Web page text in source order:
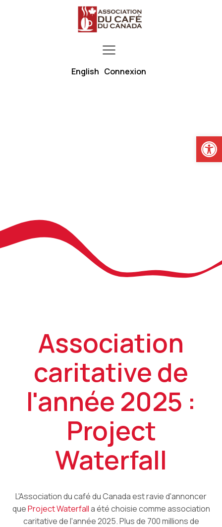
Ouvrir
English Connexion
Association
caritative de
l'année 2025 :
Project
Waterfall
L'Association du café du Canada est ravie d'annoncer
queProject Waterfalla été choisie comme association
caritative de l'année 2025. Plus de 700 millions de